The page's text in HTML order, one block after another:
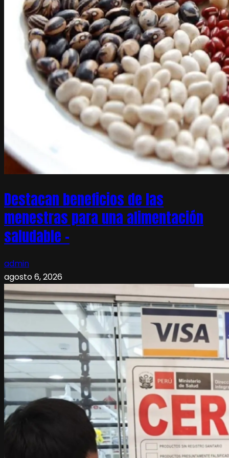
Destacan beneficios de las
menestras para una alimentación
saludable –
admin
agosto 6, 2026